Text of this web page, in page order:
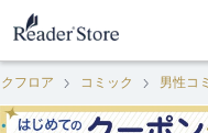
フロア コミック 男性コ